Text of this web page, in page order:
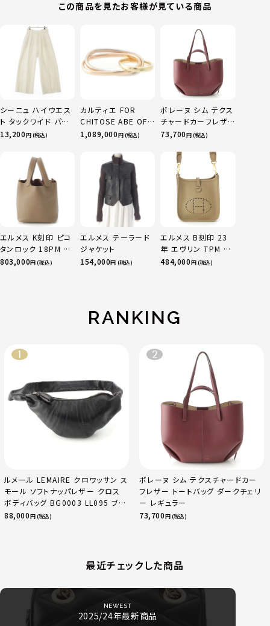
この商品を見たお客様が見ている商品
シーニュ ハイウエス
ト タックワイド パン
ツ ボトムス オフホワ
13,200円 (税込)
カルティエ FOR
CHITOSE ABE OF
sacai サカイ 750
ニティ リング 指輪 マ
ルチカラー 50 51
52 24.9g
1,089,000円 (税込)
ポレーヌ シム テクス
チャードカーフレザ
ー トートバッグ ダー
73,700円 (税込)
エルメス K刻印 ピコ
タンロック 18PM ト
リヨン ハンドバッグ
803,000円 (税込)
エルメス テーラード
ジャケット
154,000円 (税込)
エルメス B刻印 23
年 エヴリン TPM 16
アマゾン トリヨンク
484,000円 (税込)
RANKING
ルメール LEMAIRE クロワッサン ス
モール ソフトナッパレザー クロス
ボディバッグ BG0003 LL095 ブラ
ック
88,000円 (税込)
ポレーヌ シム テクスチャードカー
フレザー トートバッグ ダークチェリ
ー レギュラー
73,700円 (税込)
最近チェックした商品
NEWEST
2025/24年最新商品